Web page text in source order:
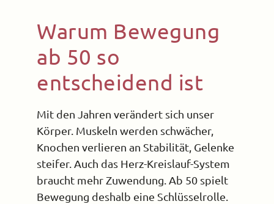
Warum Bewegung
ab 50 so
entscheidend ist
Mit den Jahren verändert sich unser
Körper. Muskeln werden schwächer,
Knochen verlieren an Stabilität, Gelenke
steifer. Auch das Herz-Kreislauf-System
braucht mehr Zuwendung. Ab 50 spielt
Bewegung deshalb eine Schlüsselrolle.